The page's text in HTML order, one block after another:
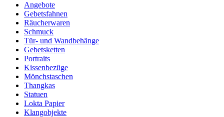
Angebote
Gebetsfahnen
Räucherwaren
Schmuck
Tür- und Wandbehänge
Gebetsketten
Portraits
Kissenbezüge
Mönchstaschen
Thangkas
Statuen
Lokta Papier
Klangobjekte